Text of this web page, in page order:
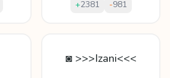
+2381 -981
◙ >>>Izani<<<